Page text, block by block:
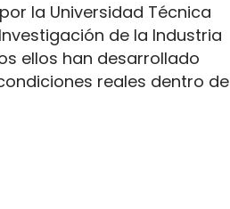
la Universidad Técnica
de la Industria
ellos han desarrollado
reales dentro de